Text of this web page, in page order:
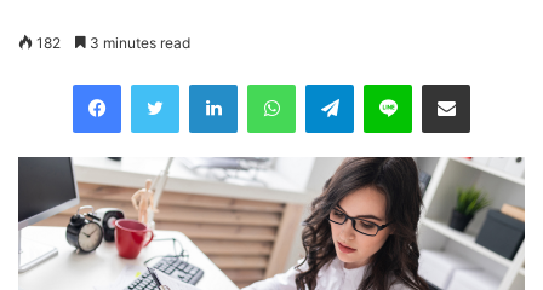
182 3 minutes read
Telegram